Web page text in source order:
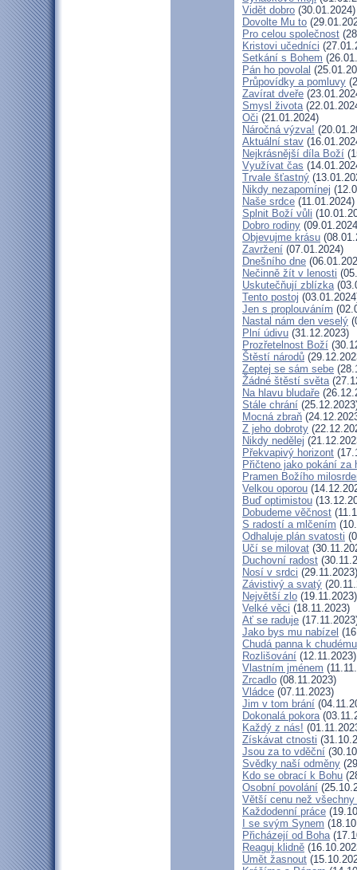
Vidět dobro (30.01.2024)
Dovolte Mu to
Pro celou společnost
Kristovi učedníci
Setkání s Bohem
Pán ho povolal
Průpovídky a pomluvy
Zavírat dveře
Smysl života
Oči (21.01.2024)
Náročná výzva!
Aktuální stav
Nejkrásnější díla Boží
Využívat čas
Trvale šťastný
Nikdy nezapomínej
Naše srdce (11.01.2024)
Splnit Boží vůli
Dobro rodiny
Objevujme krásu
Zavržení (07.01.2024)
Dnešního dne
Nečinně žít v lenosti
Uskutečňují zblízka
Tento postoj
Jen s proplouváním
Nastal nám den veselý
Plní údivu (31.12.2023)
Prozřetelnost Boží
Štěstí národů
Zeptej se sám sebe
Žádné štěstí světa
Na hlavu bludaře
Stále chrání
Mocná zbraň
Z jeho dobroty
Nikdy nedělej
Překvapivý horizont
Přičteno jako pokání za
Pramen Božího
Velkou oporou
Buď optimistou
Dobudeme věčnost
S radostí a mlčením
Odhaluje plán svatosti
Učí se milovat
Duchovní radost
Nosí v srdci (29.11.2023)
Závistivý a svatý
Největší zlo (19.11.2023)
Velké věci (18.11.2023)
Ať se raduje
Jako bys mu nabízel
Chudá panna k
Rozlišování (12.11.2023)
Vlastním jménem
Zrcadlo (08.11.2023)
Vládce (07.11.2023)
Jim v tom brání
Dokonalá pokora
Každý z nás!
Získávat ctnosti
Jsou za to vděční
Svědky naší odměny
Kdo se obrací k Bohu
Osobní povolání
Větší cenu než všechny
Každodenní práce
I se svým Synem
Přicházejí od Boha
Reaguj klidně
Umět žasnout